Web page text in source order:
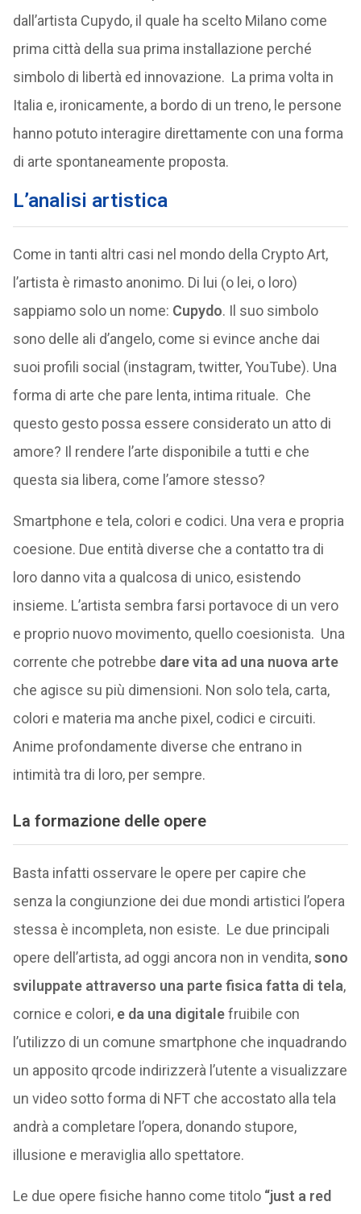
dall’artista Cupydo, il quale ha scelto Milano come
prima città della sua prima installazione perché
simbolo di libertà ed innovazione. La prima volta in
Italia e, ironicamente, a bordo di un treno, le persone
hanno potuto interagire direttamente con una forma
di arte spontaneamente proposta.
L’analisi artistica
Come in tanti altri casi nel mondo della Crypto Art,
l’artista è rimasto anonimo. Di lui (o lei, o loro)
sappiamo solo un nome: Cupydo. Il suo simbolo
sono delle ali d’angelo, come si evince anche dai
suoi profili social (instagram, twitter, YouTube). Una
forma di arte che pare lenta, intima rituale. Che
questo gesto possa essere considerato un atto di
amore? Il rendere l’arte disponibile a tutti e che
questa sia libera, come l’amore stesso?
Smartphone e tela, colori e codici. Una vera e propria
coesione. Due entità diverse che a contatto tra di
loro danno vita a qualcosa di unico, esistendo
insieme. L’artista sembra farsi portavoce di un vero
e proprio nuovo movimento, quello coesionista. Una
corrente che potrebbe dare vita ad una nuova arte
che agisce su più dimensioni. Non solo tela, carta,
colori e materia ma anche pixel, codici e circuiti.
Anime profondamente diverse che entrano in
intimità tra di loro, per sempre.
La formazione delle opere
Basta infatti osservare le opere per capire che
senza la congiunzione dei due mondi artistici l’opera
stessa è incompleta, non esiste. Le due principali
opere dell’artista, ad oggi ancora non in vendita,sono
sviluppate attraverso una parte fisica fatta di tela,
cornice e colori, e da una digitalefruibile con
l’utilizzo di un comune smartphone che inquadrando
un apposito qrcode indirizzerà l’utente a visualizzare
un video sotto forma di NFT che accostato alla tela
andrà a completare l’opera, donando stupore,
illusione e meraviglia allo spettatore.
Le due opere fisiche hanno come titolo “just a red